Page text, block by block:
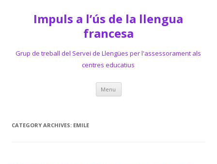
Impuls a l’ús de la llengua
francesa
Grup de treball del Servei de Llengües per l'assessorament als
centres educatius
Menu Skip
content
CATEGORY ARCHIVES: EMILE